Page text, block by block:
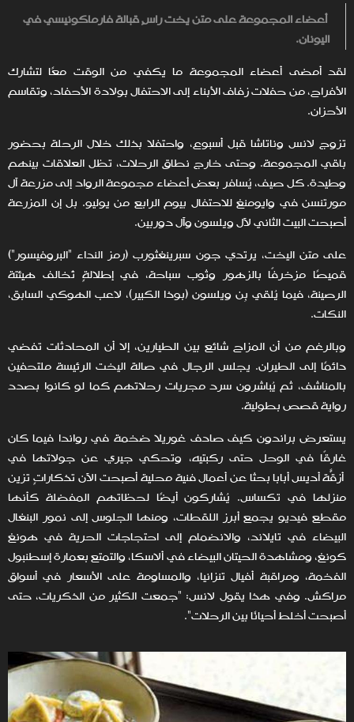
أعضاء المجموعة على متن يخت راسٍ قبالة فارماكونيسي في
اليونان.
لقد أمضى أعضاء المجموعة ما يكفي من الوقت معًا لتشارك
الأفراح، من حفلات زفاف الأبناء إلى الاحتفال بولادة الأحفاد، وتقاسم
الأحزان.
تزوج لانس وناتاشا قبل أسبوع، واحتفلا بذلك خلال الرحلة بحضور
باقي المجموعة. وحتى خارج نطاق الرحلات، تظل العلاقات بينهم
وطيدة. كل صيف، يُسافر بعض أعضاء مجموعة الرواد إلى مزرعة آل
مورتنسن في وايومنغ للاحتفال بيوم الرابع من يوليو. بل إن المزرعة
أصبحت البيت الثاني لآل ويلسون وآل دوربين.
على متن اليخت، يرتدي جون سبرينغثورب (رمز النداء "البروفيسور")
قميصًا مزخرفًا بالزهور وثوب سباحة، في إطلالةٍ تُخالف هيئتة
الرصينة، فيما يُلقي بِن ويلسون (بوذا الكبير)، لاعب الهوكي السابق،
النكات.
وبالرغم من أن المزاح شائع بين الطيارين، إلا أن المحادثات تفضي
دائمًا إلى الطيران. يجلس الرجال في صالة اليخت الرئيسة ملتحفين
بالمناشف، ثم يُباشرون سرد مجريات رحلاتهم كما لو كانوا بصدد
رواية قصص بطولية.
يستعرض براندون كيف صادف غوريلا ضخمة في رواندا فيما كان
غارقًا في الوحل حتى ركبتيه، وتحكي جيري عن جولاتها في
أزقّة أديس أبابا بحثًا عن أعمال فنية محلية أصبحت الآن تذكاراتٍ تزين
منزلها في تكساس. يُشاركون أيضًا لحظاتهم المفضلة كأنها
مقطع فيديو يجمع أبرز اللقطات، ومنها الجلوس إلى نمور البنغال
البيضاء في تايلاند، والانضمام إلى احتجاجات الحرية في هونغ
كونغ، ومشاهدة الحيتان البيضاء في ألاسكا، والتمتع بعمارة إسطنبول
الفخمة، ومراقبة أفيال تنزانيا، والمساومة على الأسعار في أسواق
مراكش. وفي هذا يقول لانس: "جمعت الكثير من الذكريات، حتى
أصبحت أخلط أحيانًا بين الرحلات".